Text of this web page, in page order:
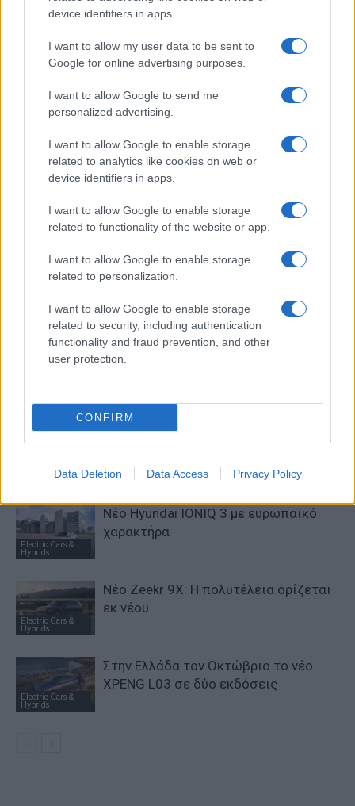
device identifiers in apps.
I want to allow my user data to be sent to
Google for online advertising purposes.
I want to allow Google to send me
personalized advertising.
I want to allow Google to enable storage
related to analytics like cookies on web or
device identifiers in apps.
I want to allow Google to enable storage
related to functionality of the website or app.
I want to allow Google to enable storage
related to personalization.
I want to allow Google to enable storage
related to security, including authentication
functionality and fraud prevention, and other
user protection.
CONFIRM
Data Deletion Data Access Privacy Policy
Προηγούμενο άρθρο
LG Electronics: Λύσεις
ψηφιακού κόκπιτ
Επόμενο άρθρο
θρυλική DS
ΠΑΡΟΜΟΙΑ ΑΡΘΡΑ
Νέο Audi A2 e-tron με στόχο την
κορυφή της αποδοτικότητας
Το FIAT 500 Hybrid τώρα από 18.990
Electric Cars &
Το Ford Ranger τώρα σε εκδόσεις
Electric Cars &
Hybrids
Νέο Hyundai IONIQ 3 με ευρωπαϊκό
χαρακτήρα
Electric Cars &
Hybrids
Νέο Zeekr 9X: Η πολυτέλεια ορίζεται
εκ νέου
Electric Cars &
Hybrids
Στην Ελλάδα τον Οκτώβριο το νέο
XPENG L03 σε δύο εκδόσεις